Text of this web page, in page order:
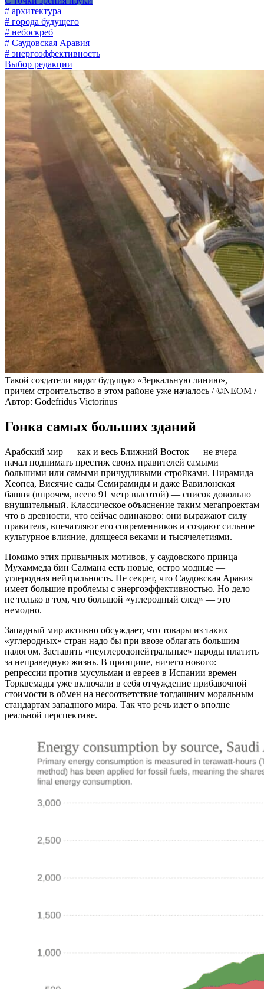
# архитектура
# города будущего
# небоскреб
# Саудовская Аравия
# энергоэффективность
Выбор редакции
Такой создатели видят будущую «Зеркальную линию»,
причем строительство в этом районе уже началось / ©NEOM /
Автор: Godefridus Victorinus
Гонка самых больших зданий
Арабский мир — как и весь Ближний Восток — не вчера
начал поднимать престиж своих правителей самыми
большими или самыми причудливыми стройками. Пирамида
Хеопса, Висячие сады Семирамиды и даже Вавилонская
башня (впрочем, всего 91 метр высотой) — список довольно
внушительный. Классическое объяснение таким мегапроектам
что в древности, что сейчас одинаково: они выражают силу
правителя, впечатляют его современников и создают сильное
культурное влияние, длящееся веками и тысячелетиями.
Помимо этих привычных мотивов, у саудовского принца
Мухаммеда бин Салмана есть новые, остро модные —
углеродная нейтральность. Не секрет, что Саудовская Аравия
имеет большие проблемы с энергоэффективностью. Но дело
не только в том, что большой «углеродный след» — это
немодно.
Западный мир активно обсуждает, что товары из таких
«углеродных» стран надо бы при ввозе облагать большим
налогом. Заставить «неуглеродонейтральные» народы платить
за неправедную жизнь. В принципе, ничего нового:
репрессии против мусульман и евреев в Испании времен
Торквемады уже включали в себя отчуждение прибавочной
стоимости в обмен на несоответствие тогдашним моральным
стандартам западного мира. Так что речь идет о вполне
реальной перспективе.